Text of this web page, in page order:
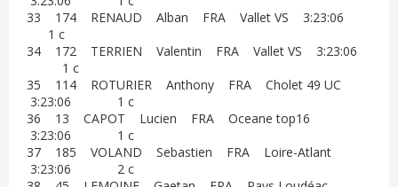
33 174 RENAUD Alban FRA Vallet VS 3:23:06
1 c
34 172 TERRIEN Valentin FRA Vallet VS 3:23:06
1 c
35 114 ROTURIER Anthony FRA Cholet 49 UC
3:23:06 1 c
36 13 CAPOT Lucien FRA Oceane top16
3:23:06 1 c
37 185 VOLAND Sebastien FRA Loire-Atlant
3:23:06 2 c